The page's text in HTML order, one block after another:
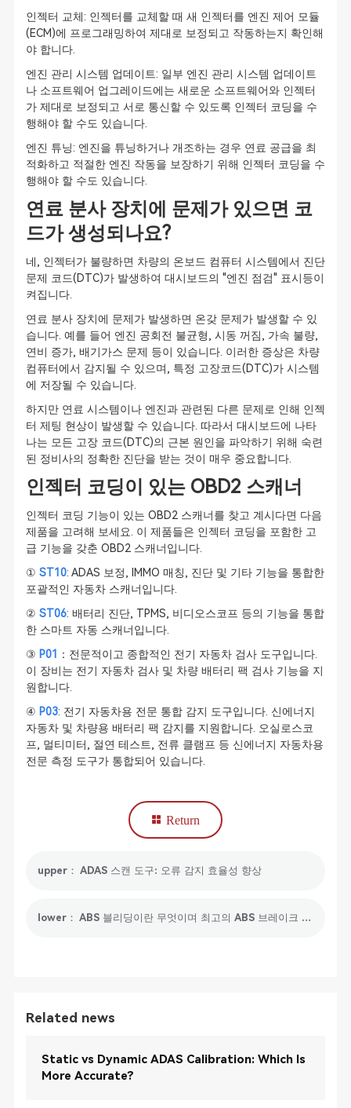
인젝터 교체: 인젝터를 교체할 때 새 인젝터를 엔진 제어 모듈
(ECM)에 프로그래밍하여 제대로 보정되고 작동하는지 확인해
야 합니다.
엔진 관리 시스템 업데이트: 일부 엔진 관리 시스템 업데이트
나 소프트웨어 업그레이드에는 새로운 소프트웨어와 인젝터
가 제대로 보정되고 서로 통신할 수 있도록 인젝터 코딩을 수
행해야 할 수도 있습니다.
엔진 튜닝: 엔진을 튜닝하거나 개조하는 경우 연료 공급을 최
적화하고 적절한 엔진 작동을 보장하기 위해 인젝터 코딩을 수
행해야 할 수도 있습니다.
연료 분사 장치에 문제가 있으면 코
드가 생성되나요?
네, 인젝터가 불량하면 차량의 온보드 컴퓨터 시스템에서 진단
문제 코드(DTC)가 발생하여 대시보드의 "엔진 점검" 표시등이
켜집니다.
연료 분사 장치에 문제가 발생하면 온갖 문제가 발생할 수 있
습니다. 예를 들어 엔진 공회전 불균형, 시동 꺼짐, 가속 불량,
연비 증가, 배기가스 문제 등이 있습니다. 이러한 증상은 차량
컴퓨터에서 감지될 수 있으며, 특정 고장코드(DTC)가 시스템
에 저장될 수 있습니다.
하지만 연료 시스템이나 엔진과 관련된 다른 문제로 인해 인젝
터 제팅 현상이 발생할 수 있습니다. 따라서 대시보드에 나타
나는 모든 고장 코드(DTC)의 근본 원인을 파악하기 위해 숙련
된 정비사의 정확한 진단을 받는 것이 매우 중요합니다.
인젝터 코딩이 있는 OBD2 스캐너
인젝터 코딩 기능이 있는 OBD2 스캐너를 찾고 계시다면 다음
제품을 고려해 보세요. 이 제품들은 인젝터 코딩을 포함한 고
급 기능을 갖춘 OBD2 스캐너입니다.
① ST10: ADAS 보정, IMMO 매칭, 진단 및 기타 기능을 통합한
포괄적인 자동차 스캐너입니다.
② ST06: 배터리 진단, TPMS, 비디오스코프 등의 기능을 통합
한 스마트 자동 스캐너입니다.
③ P01
：전문적이고 종합적인 전기 자동차 검사 도구입니다.
이 장비는 전기 자동차 검사 및 차량 배터리 팩 검사 기능을 지
원합니다.
④ P03: 전기 자동차용 전문 통합 감지 도구입니다. 신에너지
자동차 및 차량용 배터리 팩 감지를 지원합니다. 오실로스코
프, 멀티미터, 절연 테스트, 전류 클램프 등 신에너지 자동차용
전문 측정 도구가 통합되어 있습니다.
Return
upper： ADAS 스캔 도구: 오류 감지 효율성 향상
lower： ABS 블리딩이란 무엇이며 최고의 ABS 브레이크 블리딩 스캔 도구는 무엇입니까?
Related news
Static vs Dynamic ADAS Calibration: Which Is
More Accurate?